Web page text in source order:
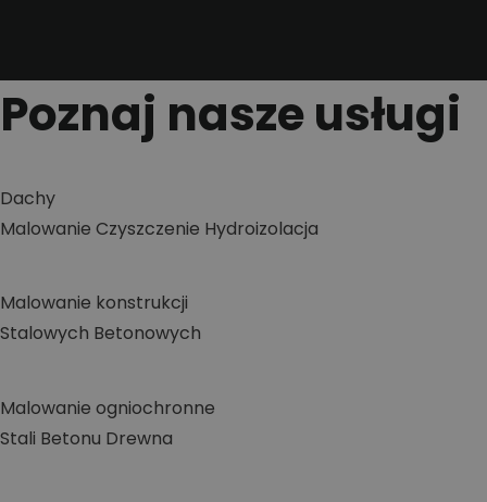
Poznaj nasze usługi
Dachy
Malowanie Czyszczenie Hydroizolacja
Malowanie konstrukcji
Stalowych Betonowych
Malowanie ogniochronne
Stali Betonu Drewna